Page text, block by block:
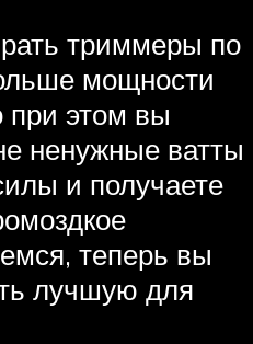
триммеры по
мощности
этом вы
ненужные ватты
и получаете
теперь вы
лучшую для